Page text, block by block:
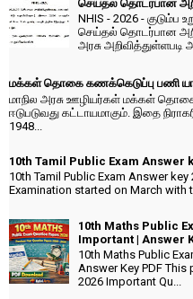
செய்தல் தொடர்பான
NHIS - 2026 - குடும்ப
செய்தல் தொடர்பான
அரசு
மக்கள் தொகை கணக்கெடுப்பு பணி
மாநில அரசு ஊழியர்கள் மக்கள்
ஈடுபடுவது கட்டாயமாகும். இதை
1948...
10th Tamil Public Exam Answer
10th Tamil Public Exam Answer
Examination started on March with
10th Maths Public
Important | Answer
10th Maths Public
Answer Key PDF
2026 Important Qu...